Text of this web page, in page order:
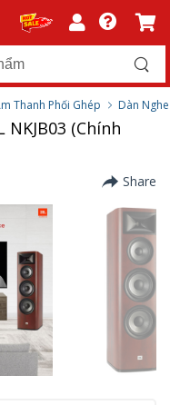
Thanh Phối Ghép Dàn
NKJB03 (Chính
Share